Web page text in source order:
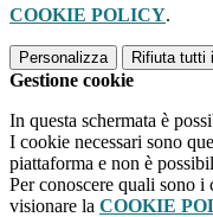
COOKIE POLICY.
Personalizza Rifiuta tutti
Gestione cookie
In questa schermata è
I cookie necessari sono
piattaforma e non è
Per conoscere quali sono i
visionare la COOKIE